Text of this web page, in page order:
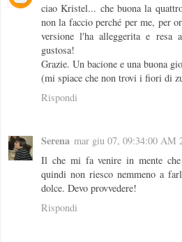
ciao Kristel... che buona la
non la faccio perché per me, per
versione l'ha alleggerita e resa
gustosa!
Grazie. Un bacione e una buona
(mi spiace che non trovi i fiori di
Rispondi
Serena mar giu 07, 09:34:00 AM
Il che mi fa venire in mente che
quindi non riesco nemmeno a
dolce. Devo provvedere!
Rispondi